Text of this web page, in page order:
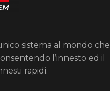
sistema al mondo che
l’innesto ed il
rapidi.